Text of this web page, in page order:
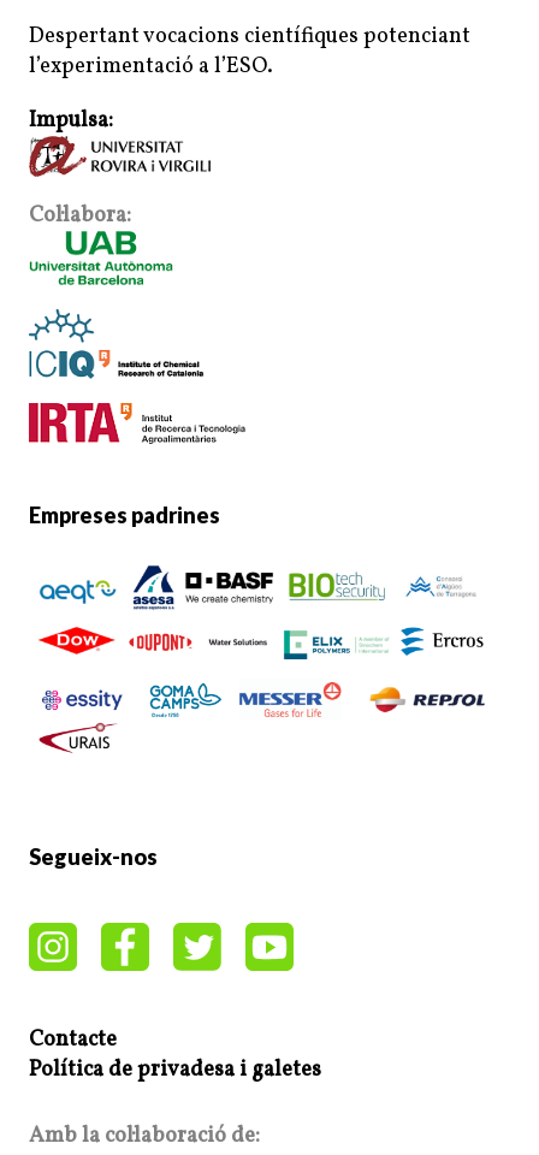
Despertant vocacions científiques potenciant
l’experimentació a l’ESO.
Impulsa:
Col·labora:
Empreses padrines
Segueix-nos
Contacte
Política de privadesa i galetes
Amb la col·laboració de: